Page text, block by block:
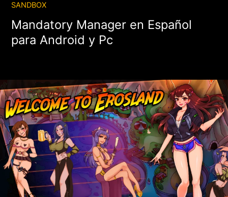
SANDBOX
Mandatory Manager en Español
para Android y Pc